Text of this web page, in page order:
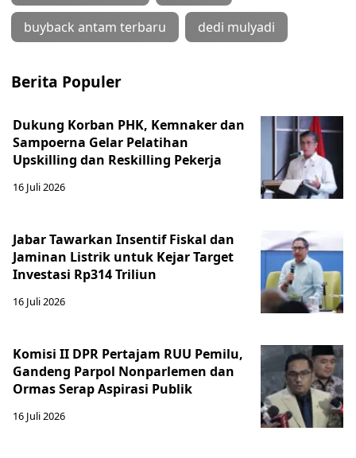
buyback antam terbaru dedi mulyadi
Berita Populer
Dukung Korban PHK, Kemnaker dan
Sampoerna Gelar Pelatihan
Upskilling dan Reskilling Pekerja
16 Juli 2026
Jabar Tawarkan Insentif Fiskal dan
Jaminan Listrik untuk Kejar Target
Investasi Rp314 Triliun
16 Juli 2026
Komisi II DPR Pertajam RUU Pemilu,
Gandeng Parpol Nonparlemen dan
Ormas Serap Aspirasi Publik
16 Juli 2026